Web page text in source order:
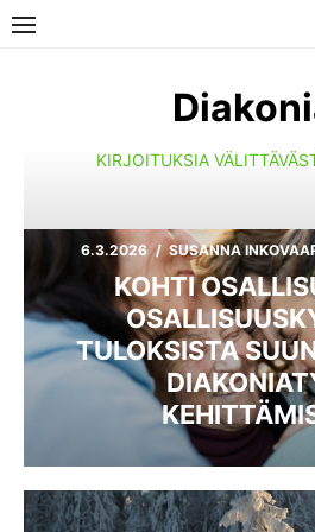
Skip
KIRJOITUKSIA
POSTED
6.3.2026 AUTHOR
SUSANNA
KOHTI
TULOKSISTA